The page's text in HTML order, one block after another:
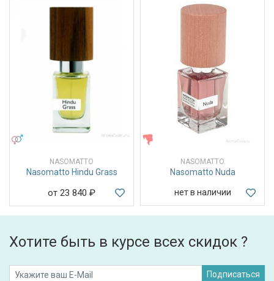
NASOMATTO
Nasomatto Hindu Grass
от 23 840 ₽
NASOMATTO
Nasomatto Nuda
нет в наличии
Хотите быть в курсе всех скидок ?
Подписаться